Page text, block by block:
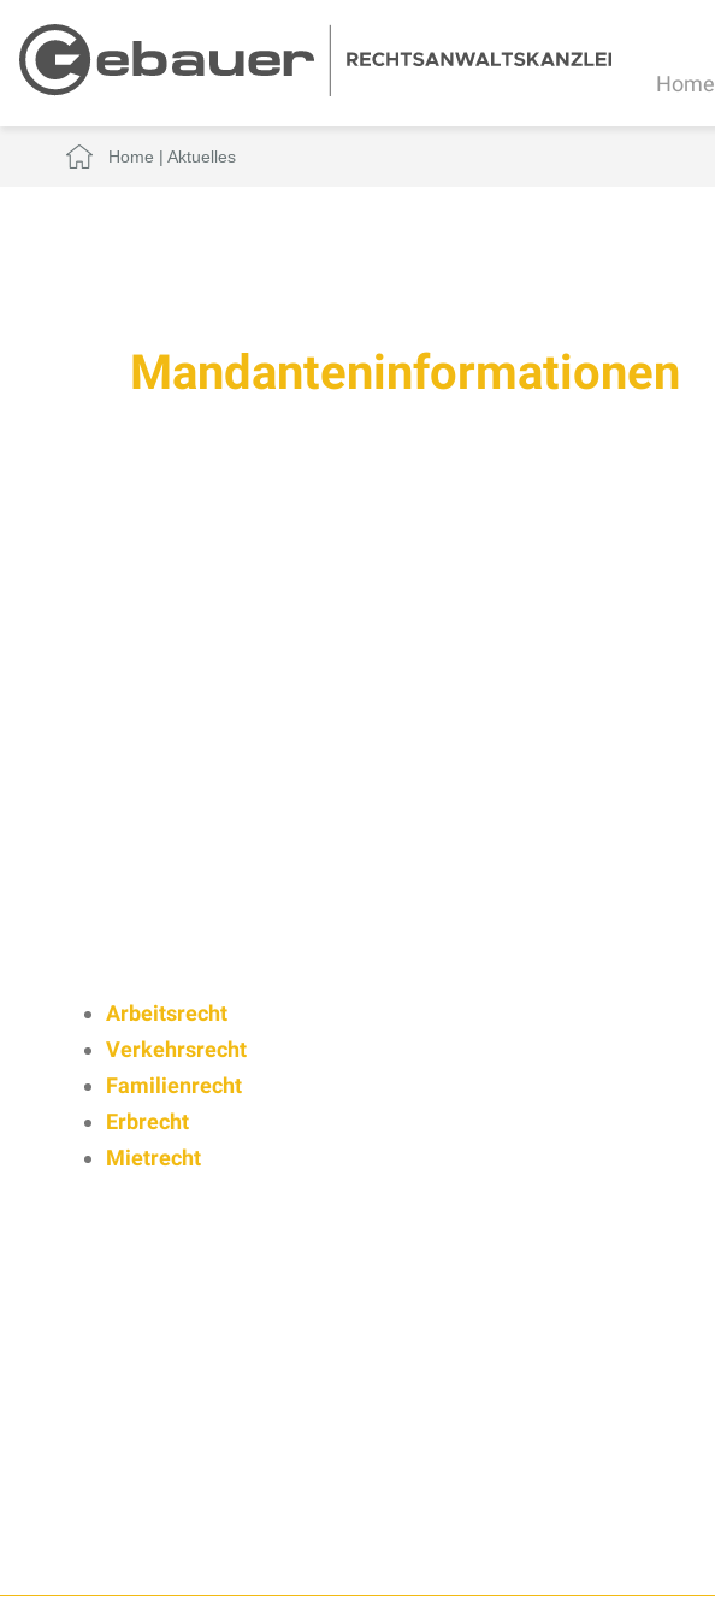
Home
Home | Aktuelles
Mandanteninformationen
Arbeitsrecht
Verkehrsrecht
Familienrecht
Erbrecht
Mietrecht